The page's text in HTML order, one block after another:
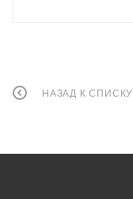
НАЗАД К СПИСКУ